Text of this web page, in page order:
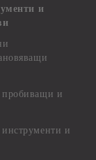
и
и
и